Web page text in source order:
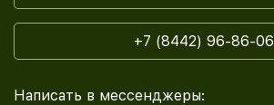
+7 (8442) 96-86-06
Написать в мессенджеры: